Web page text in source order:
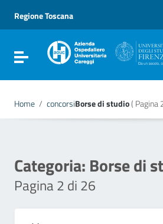
Vai al menu di navigazione
Vai al footer
Regione Toscana
Attiva / disattiva la navigazione
Home / concorsiBorse di studio( Pagina
Categoria: Borse di
Pagina 2 di 26